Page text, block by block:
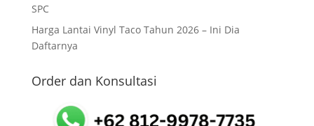
SPC
Harga Lantai Vinyl Taco Tahun 2026 – Ini Dia
Daftarnya
Order dan Konsultasi